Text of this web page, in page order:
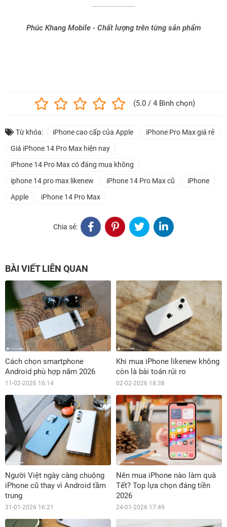
Phúc Khang Mobile - Chất lượng trên từng sản phẩm
(5.0 / 4 Bình chọn)
Từ khóa: iPhone cao cấp của Apple
iPhone Pro Max giá rẻ
Giá iPhone 14 Pro Max hiện nay
iPhone 14 Pro Max có đáng mua không
iphone 14 pro max likenew
iPhone 14 Pro Max cũ
iPhone
Apple
iPhone 14 Pro Max
Chia sẻ:
BÀI VIẾT LIÊN QUAN
Cách chọn smartphone
Android phù hợp năm 2026
11-02-2026 16:14
Khi mua iPhone likenew không
còn là bài toán rủi ro
02-02-2026 18:38
Người Việt ngày càng chuộng
iPhone cũ thay vì Android tầm
trung
31-01-2026 16:21
Nên mua iPhone nào làm quà
Tết? Top lựa chọn đáng tiền
2026
24-01-2026 17:49